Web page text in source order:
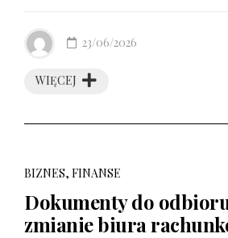
WIĘCEJ
23/06/2026
BIZNES, FINANSE
Dokumenty do
zmianie biura